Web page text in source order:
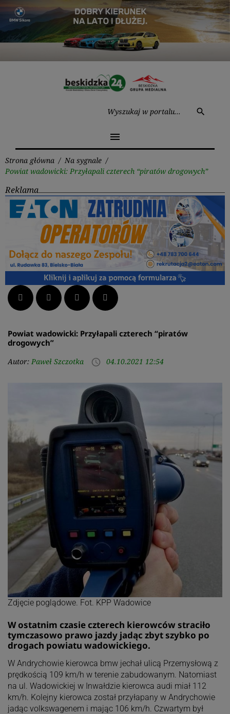
Przejdź
treści
search
menu
Strona główna / Na sygnale /
Powiat wadowicki: Przyłapali czterech “piratów drogowych”
Reklama
Facebook Twitter LinkedIn Pinterest
Powiat wadowicki: Przyłapali czterech “piratów
drogowych”
Autor: Paweł Szczotka access_time 04.10.2021 12:54
Zdjęcie poglądowe. Fot. KPP Wadowice
W ostatnim czasie czterech kierowców straciło
tymczasowo prawo jazdy jadąc zbyt szybko po
drogach powiatu wadowickiego.
W Andrychowie kierowca bmw jechał ulicą Przemysłową z
prędkością 109 km/h w terenie zabudowanym. Natomiast
na ul. Wadowickiej w Inwałdzie kierowca audi miał 112
km/h. Kolejny kierowca został przyłapany w Andrychowie
jadąc volkswagenem i mając 106 km/h. Czwartym był